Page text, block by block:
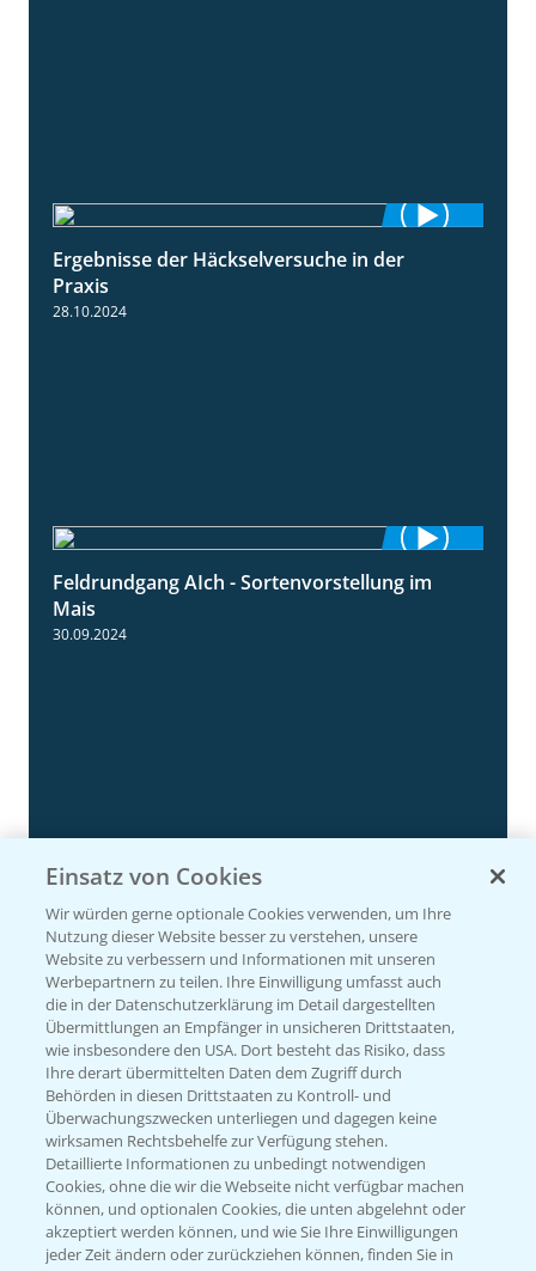
Ergebnisse der Häckselversuche in der
Praxis
28.10.2024
11:24
Feldrundgang AIch - Sortenvorstellung im
Mais
30.09.2024
4:50
Rundgang Silomais Demo bei Neu-Ulm
23.09.2024
5:54
Rundgang - Silomais Demo Region
Augsburg
Einsatz von Cookies
Wir würden gerne optionale Cookies verwenden, um Ihre
Nutzung dieser Website besser zu verstehen, unsere
Website zu verbessern und Informationen mit unseren
Werbepartnern zu teilen. Ihre Einwilligung umfasst auch
die in der Datenschutzerklärung im Detail dargestellten
Übermittlungen an Empfänger in unsicheren Drittstaaten,
wie insbesondere den USA. Dort besteht das Risiko, dass
Ihre derart übermittelten Daten dem Zugriff durch
Behörden in diesen Drittstaaten zu Kontroll- und
Überwachungszwecken unterliegen und dagegen keine
wirksamen Rechtsbehelfe zur Verfügung stehen.
Detaillierte Informationen zu unbedingt notwendigen
Cookies, ohne die wir die Webseite nicht verfügbar machen
können, und optionalen Cookies, die unten abgelehnt oder
akzeptiert werden können, und wie Sie Ihre Einwilligungen
jeder Zeit ändern oder zurückziehen können, finden Sie in